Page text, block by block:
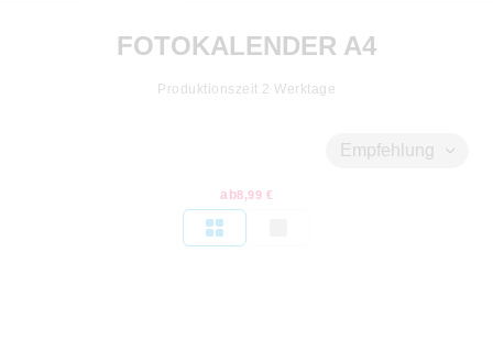
FOTOKALENDER A4
Produktionszeit 2 Werktage
Empfehlung
ab8,99 €